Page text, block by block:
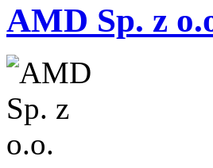
AMD Sp. z